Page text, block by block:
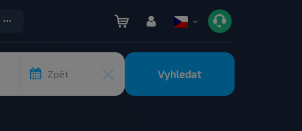
Zpět Vyhledat